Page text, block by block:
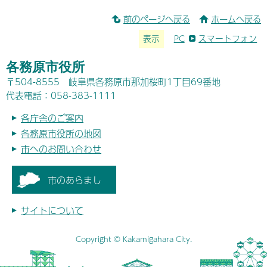
前のページへ戻る ホームへ戻る
表示 PC スマートフォン
各務原市役所
〒504-8555 岐阜県各務原市那加桜町1丁目69番地
代表電話：058-383-1111
各庁舎のご案内
各務原市役所の地図
市へのお問い合わせ
市のあらまし
サイトについて
Copyright © Kakamigahara City.